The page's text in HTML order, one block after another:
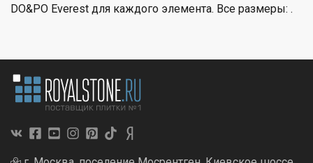
DO&PO Everest для каждого элемента. Все размеры: .